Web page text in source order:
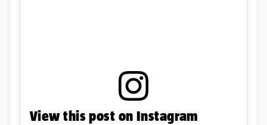
View this post on Instagram